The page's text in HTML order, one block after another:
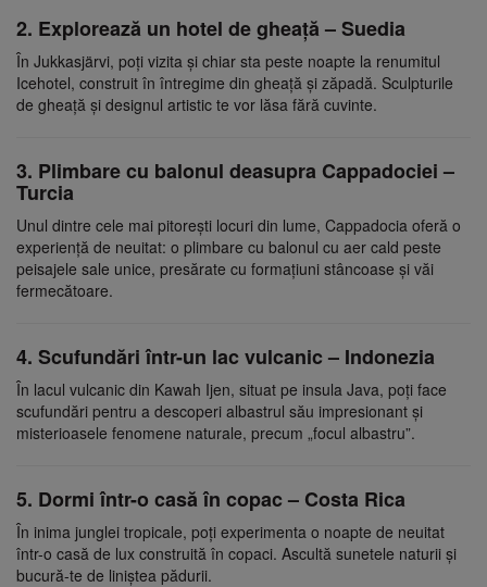
2. Explorează un hotel de gheață – Suedia
În Jukkasjärvi, poți vizita și chiar sta peste noapte la renumitul
Icehotel, construit în întregime din gheață și zăpadă. Sculpturile
de gheață și designul artistic te vor lăsa fără cuvinte.
3. Plimbare cu balonul deasupra Cappadociei –
Turcia
Unul dintre cele mai pitorești locuri din lume, Cappadocia oferă o
experiență de neuitat: o plimbare cu balonul cu aer cald peste
peisajele sale unice, presărate cu formațiuni stâncoase și văi
fermecătoare.
4. Scufundări într-un lac vulcanic – Indonezia
În lacul vulcanic din Kawah Ijen, situat pe insula Java, poți face
scufundări pentru a descoperi albastrul său impresionant și
misterioasele fenomene naturale, precum „focul albastru”.
5. Dormi într-o casă în copac – Costa Rica
În inima junglei tropicale, poți experimenta o noapte de neuitat
într-o casă de lux construită în copaci. Ascultă sunetele naturii și
bucură-te de liniștea pădurii.